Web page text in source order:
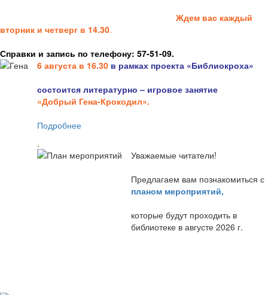
Ждем вас каждый
вторник и четверг в 14.30.
Справки и запись по телефону: 57-51-09.
6 августа в 16.30 в рамках проекта «Библиокроха»
состоится литературно – игровое занятие
«Добрый Гена-Крокодил».
Подробнее
.
Уважаемые читатели!
Предлагаем вам познакомиться с
планом мероприятий,
которые будут проходить в
библиотеке в августе 2026 г.